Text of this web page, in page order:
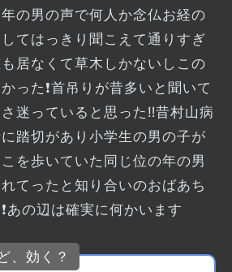
の男の声で何人か念仏お経の
てはっきり聞こえて通りすぎ
居なくて草木しかないしこの
った❗首吊りが昔多いと聞いて
迷っていると思った‼️昔村山病
踏切があり小学生の男の子が
を歩いていた同じ位の年の男
てったと知り合いのおばあち
あの辺は確実に何かいます
、効く？